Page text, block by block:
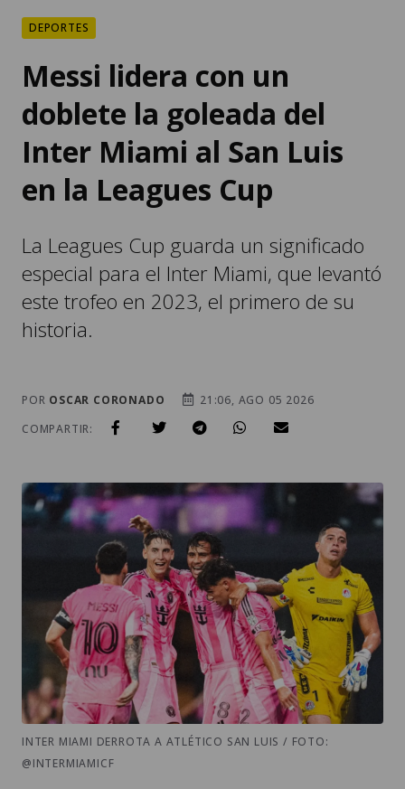
DEPORTES
Messi lidera con un
doblete la goleada del
Inter Miami al San Luis
en la Leagues Cup
La Leagues Cup guarda un significado
especial para el Inter Miami, que levantó
este trofeo en 2023, el primero de su
historia.
POR OSCAR CORONADO
21:06, AGO 05 2026
COMPARTIR:
INTER MIAMI DERROTA A ATLÉTICO SAN LUIS / FOTO:
@INTERMIAMICF